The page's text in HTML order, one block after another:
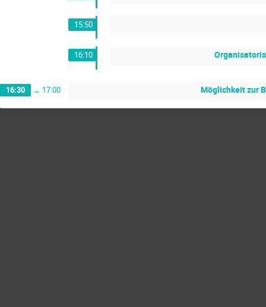
15:50
16:10
16:30 → 17:00 Möglichkeit zur